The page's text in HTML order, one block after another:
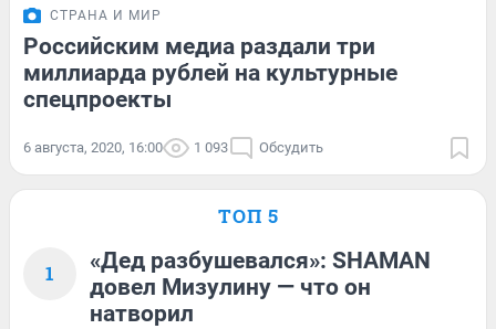
СТРАНА И МИР
Российским медиа раздали три
миллиарда рублей на культурные
спецпроекты
6 августа, 2020, 16:00 1 093 Обсудить
ТОП 5
1
«Дед разбушевался»: SHAMAN
довел Мизулину — что он
натворил